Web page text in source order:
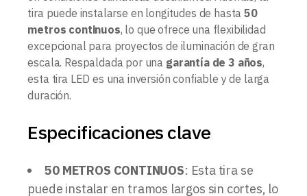
tira puede instalarse en longitudes de hasta50
metros continuos, lo que ofrece una flexibilidad
excepcional para proyectos de iluminación de gran
escala. Respaldada por una garantía de 3 años,
esta tira LED es una inversión confiable y de larga
duración.
Especificaciones clave
50 METROS CONTINUOS: Esta tira se
puede instalar en tramos largos sin cortes, lo